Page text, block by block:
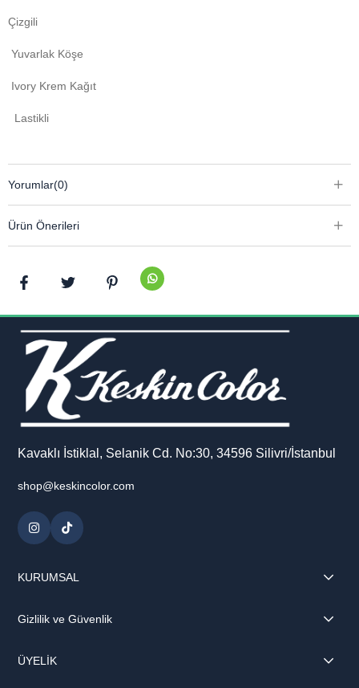
Çizgili
Yuvarlak Köşe
Ivory Krem Kağıt
Lastikli
Yorumlar(0)
Ürün Önerileri
Kavaklı İstiklal, Selanik Cd. No:30, 34596 Silivri/İstanbul
shop@keskincolor.com
KURUMSAL
Gizlilik ve Güvenlik
ÜYELİK